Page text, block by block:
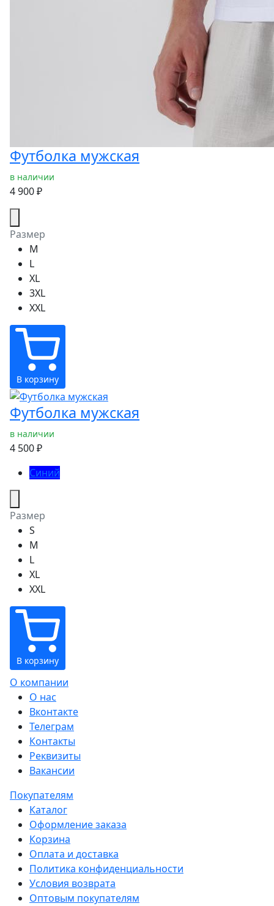
Футболка мужская
в наличии
4 900 ₽
Размер
M
L
XL
3XL
XXL
В корзину
Футболка мужская
в наличии
4 500 ₽
Синий
Размер
S
M
L
XL
XXL
В корзину
О компании
О нас
Вконтакте
Телеграм
Контакты
Реквизиты
Вакансии
Покупателям
Каталог
Оформление заказа
Корзина
Оплата и доставка
Политика конфиденциальности
Условия возврата
Оптовым покупателям